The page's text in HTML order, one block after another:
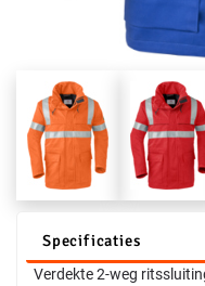
Specificaties
Verdekte 2-weg